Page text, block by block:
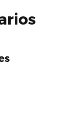
’,’width’:500}